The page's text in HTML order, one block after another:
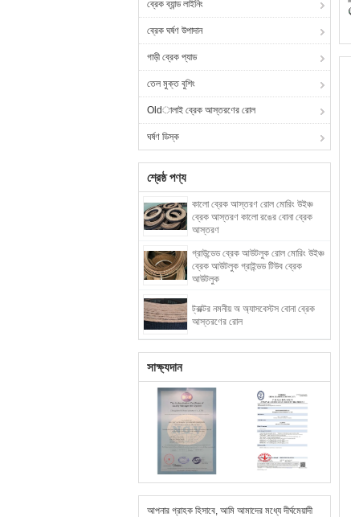
ব্রেক ব্যান্ড লাইনিং
ব্রেক ঘর্ষণ উপাদান
গাড়ী ব্রেক প্যাড
তেল মুক্ত বুশিং
Oldালাই ব্রেক আস্তরণের রোল
ঘর্ষণ ডিস্ক
শ্রেষ্ঠ পণ্য
কালো ব্রেক আস্তরণ রোল মোরিং উইঞ্চ
ব্রেক আস্তরণ কালো রঙের বোনা ব্রেক
আস্তরণ
গ্রাউন্ডেড ব্রেক আউটলুক রোল মোরিং উইঞ্চ
ব্রেক আউটলুক গ্রাইন্ডড টিউব ব্রেক
আউটলুক
ট্রাক্টর নমনীয় অ অ্যাসবেস্টস বোনা ব্রেক
আস্তরণের রোল
সাক্ষ্যদান
আপনার গ্রাহক হিসাবে, আমি আমাদের মধ্যে দীর্ঘমেয়াদী